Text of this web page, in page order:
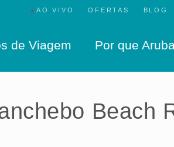
●AO VIVO OFERTAS BLOG
de Viagem Por que
Beach